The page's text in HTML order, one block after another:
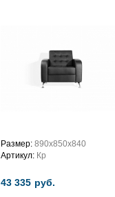
Размер: 890х850х840
Артикул: Кр
43 335 руб.